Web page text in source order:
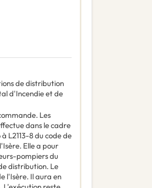
de distribution
d'Incendie et de
Les
dans le cadre
L2113-8 du code de
Elle a pour
pompiers du
distribution. Le
l'Isère. Il aura en